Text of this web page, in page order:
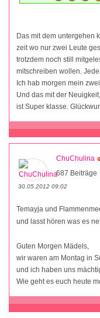
Das mit dem untergehen
zeit wo nur zwei Leute
trotzdem noch still
mitschreiben wollen.
Ich hab morgen mein
Und das mit der
ist Super klasse.
ChuChulina
687 Beiträge
30.05.2012 09:02
Temayja und
und lasst hören was es
Guten Morgen Mädels,
wir waren am Montag in
und ich haben uns
Wie geht es euch heute